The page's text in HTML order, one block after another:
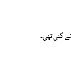
گئی تھی۔